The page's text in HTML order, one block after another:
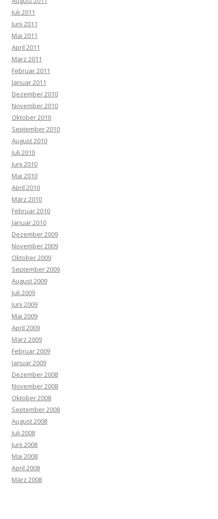
Juli 2011
Juni 2011
Mai 2011
April 2011
März 2011
Februar 2011
Januar 2011
Dezember 2010
November 2010
Oktober 2010
September 2010
August 2010
Juli 2010
Juni 2010
Mai 2010
April 2010
März 2010
Februar 2010
Januar 2010
Dezember 2009
November 2009
Oktober 2009
September 2009
August 2009
Juli 2009
Juni 2009
Mai 2009
April 2009
März 2009
Februar 2009
Januar 2009
Dezember 2008
November 2008
Oktober 2008
September 2008
August 2008
Juli 2008
Juni 2008
Mai 2008
April 2008
März 2008